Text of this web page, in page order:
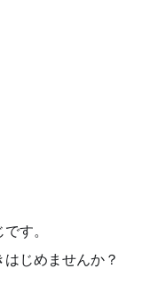
す。
じめませんか？